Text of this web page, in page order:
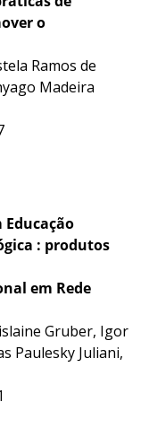
o
Ramos de
Madeira
Educação
: produtos
em Rede
Gruber, Igor
Paulesky Juliani,